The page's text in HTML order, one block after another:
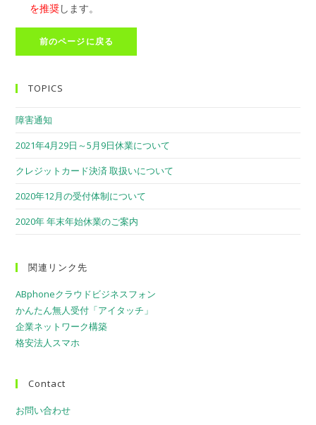
を推奨します。
TOPICS
障害通知
2021年4月29日～5月9日休業について
クレジットカード決済 取扱いについて
2020年12月の受付体制について
2020年 年末年始休業のご案内
関連リンク先
ABphoneクラウドビジネスフォン
かんたん無人受付「アイタッチ」
企業ネットワーク構築
格安法人スマホ
Contact
お問い合わせ